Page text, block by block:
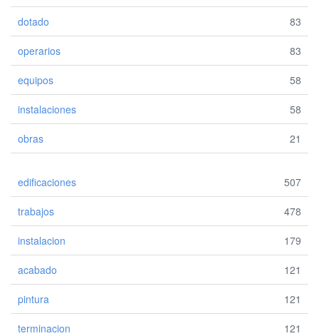
dotado 83
operarios 83
equipos 58
instalaciones 58
obras 21
edificaciones 507
trabajos 478
instalacion 179
acabado 121
pintura 121
terminacion 121